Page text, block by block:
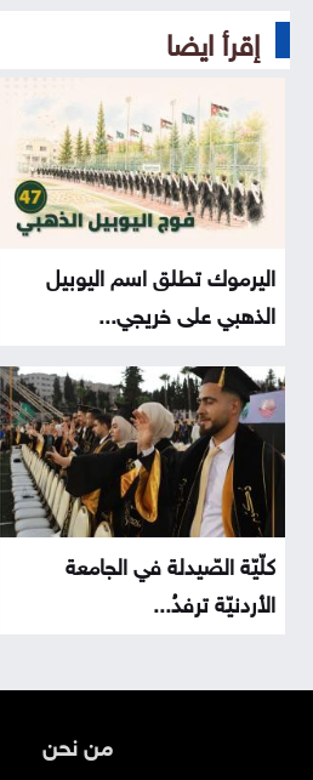
إقرأ ايضا
اليرموك تطلق اسم اليوبيل
الذهبي على خريجي...
كلّيّة الصّيدلة في الجامعة
الأردنيّة ترفدُ...
من نحن